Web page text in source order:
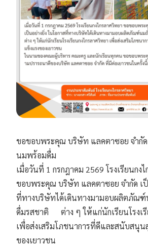
ขอขอบพระคุณ บริษัท แลคตาซอย จำ
นมพร้อมดื่ม
เมื่อวันที่ 1 กรกฎาคม 2569 โรงเรียนกง
ขอบพระคุณ บริษัท แลคตาซอย จำกัด เป็
ที่ทางบริษัทได้เดินทางมามอบผลิตภัณฑ์
ดื่มรสชาติ      ต่าง ๆ ให้แก่นักเรียนโรงเ
เพื่อส่งเสริมโภชนาการที่ดีและสนับสนุ
ของเยาวชน